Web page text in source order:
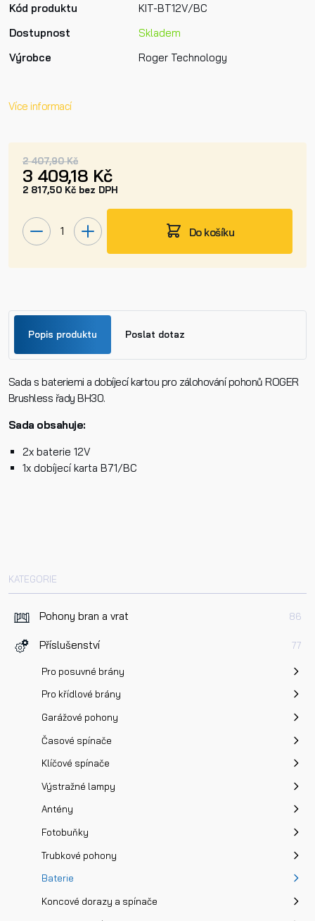
KATEGORIE
Pohony bran a vrat 86
Příslušenství 77
Pro posuvné brány
Pro křídlové brány
Garážové pohony
Časové spínače
Klíčové spínače
Výstražné lampy
Antény
Fotobuňky
Trubkové pohony
Baterie
Koncové dorazy a spínače
Kód produktu
KIT-BT12V/BC
Dostupnost
Skladem
Výrobce
Roger Technology
Více informací
2 407,90 Kč
3 409,18 Kč
2 817,50 Kč bez DPH
Do košíku
Popis produktu Poslat dotaz
Sada s bateriemi a dobíjecí kartou pro zálohování pohonů ROGER
Brushless řady BH30.
Sada obsahuje:
2x baterie 12V
1x dobíjecí karta B71/BC
Jméno
Dotaz k produktu
Přečetl/a jsem si a jsem srozuměn/a se
osobních údajů
zpracováním osobních údajů.
Odeslat